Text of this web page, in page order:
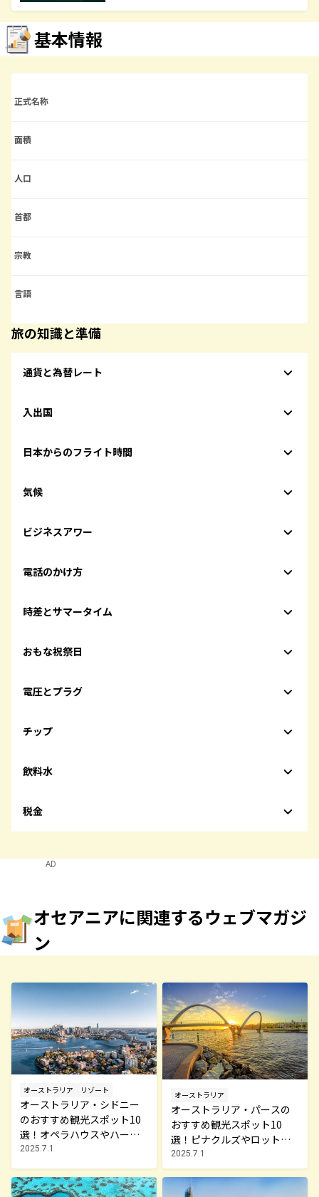
基本情報
正式名称
面積
人口
首都
宗教
言語
旅の知識と準備
通貨と為替レート
入出国
日本からのフライト時間
気候
ビジネスアワー
電話のかけ方
時差とサマータイム
おもな祝祭日
電圧とプラグ
チップ
飲料水
税金
AD
オセアニアに関連するウェブマガジ
ン
オーストラリア リゾート
オーストラリア・シドニー
のおすすめ観光スポット10
選！オペラハウスやハーバ
ーブリッジなど名所を紹介
2025.7.1
オーストラリア
オーストラリア・パースの
おすすめ観光スポット10
選！ピナクルズやロットネ
スト島など絶対見るべき名
所を紹介
2025.7.1